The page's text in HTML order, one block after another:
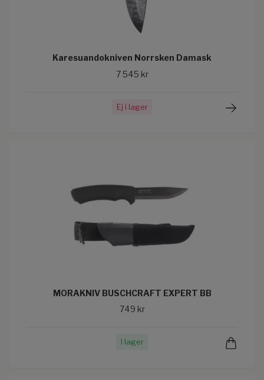
Karesuandokniven Norrsken Damask
7 545 kr
Ej i lager
MORAKNIV BUSCHCRAFT EXPERT BB
749 kr
I lager